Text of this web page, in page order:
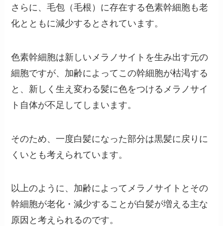
さらに、毛包（毛根）に存在する色素幹細胞も老
化とともに減少するとされています。
色素幹細胞は新しいメラノサイトを生み出す元の
細胞ですが、加齢によってこの幹細胞が枯渇する
と、新しく生え変わる髪に色をつけるメラノサイ
ト自体が不足してしまいます。
そのため、一度白髪になった部分は黒髪に戻りに
くいとも考えられています。
以上のように、加齢によってメラノサイトとその
幹細胞が老化・減少することが白髪が増える主な
原因と考えられるのです。